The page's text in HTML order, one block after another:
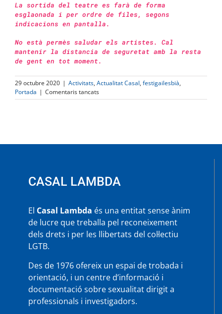
La sortida del teatre es farà de forma
esglaonada i per ordre de files, segons
indicacions en pantalla.
No està permès saludar els artistes. Cal
mantenir la distancia de seguretat amb la resta
de gent en tot moment.
29 octubre 2020 | Activitats, Actualitat Casal, festigailesbià,
Portada | Comentaris tancatsa
AJORNAT
CASAL LAMBDA
El Casal Lambda és una entitat sense ànim
de lucre que treballa pel reconeixement
dels drets i per les llibertats del col·lectiu
LGTB.
Des de 1976 ofereix un espai de trobada i
orientació, i un centre d’informació i
documentació sobre sexualitat dirigit a
professionals i investigadors.